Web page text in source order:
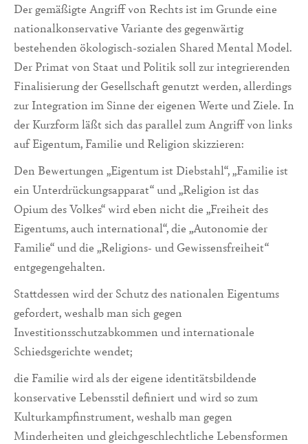
Der gemäßigte Angriff von Rechts ist im Grunde eine
nationalkonservative Variante des gegenwärtig
bestehenden ökologisch-sozialen Shared Mental Model.
Der Primat von Staat und Politik soll zur integrierenden
Finalisierung der Gesellschaft genutzt werden, allerdings
zur Integration im Sinne der eigenen Werte und Ziele. In
der Kurzform läßt sich das parallel zum Angriff von links
auf Eigentum, Familie und Religion skizzieren:
Den Bewertungen „Eigentum ist Diebstahl“, „Familie ist
ein Unterdrückungsapparat“ und „Religion ist das
Opium des Volkes“ wird eben nicht die „Freiheit des
Eigentums, auch international“, die „Autonomie der
Familie“ und die „Religions- und Gewissens­freiheit“
entgegengehalten.
Stattdessen wird der Schutz des nationalen Eigentums
ge­fordert, weshalb man sich gegen
Investitionsschutzabkommen und internationale
Schiedsge­richte wendet;
die Familie wird als der eigene identitätsbildende
konser­vative Lebensstil definiert und wird so zum
Kulturkampfinstrument, weshalb man gegen
Minderheiten und gleichge­schlechtli­che Lebensformen